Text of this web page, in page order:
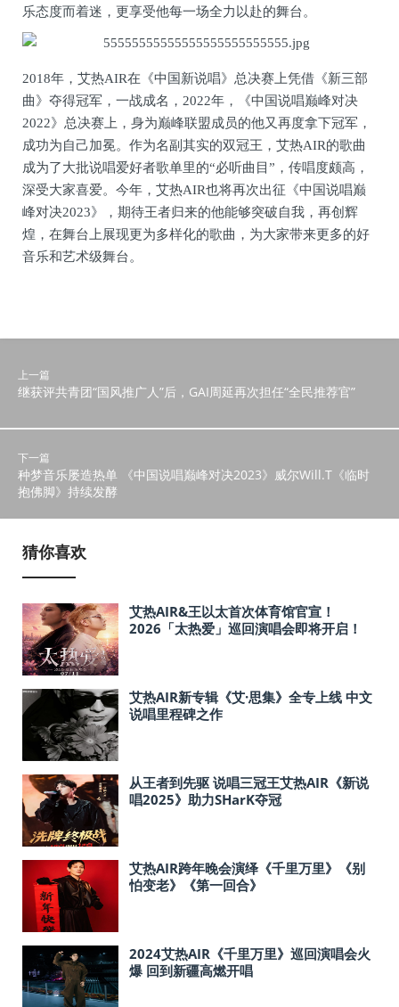
乐态度而着迷，更享受他每一场全力以赴的舞台。
2018年，艾热AIR在《中国新说唱》总决赛上凭借《新三部
曲》夺得冠军，一战成名，2022年，《中国说唱巅峰对决
2022》总决赛上，身为巅峰联盟成员的他又再度拿下冠军，
成功为自己加冕。作为名副其实的双冠王，艾热AIR的歌曲
成为了大批说唱爱好者歌单里的“必听曲目”，传唱度颇高，
深受大家喜爱。今年，艾热AIR也将再次出征《中国说唱巅
峰对决2023》，期待王者归来的他能够突破自我，再创辉
煌，在舞台上展现更为多样化的歌曲，为大家带来更多的好
音乐和艺术级舞台。
上一篇
继获评共青团“国风推广人”后，GAI周延再次担任“全民推荐官”
下一篇
种梦音乐屡造热单 《中国说唱巅峰对决2023》威尔Will.T《临时
抱佛脚》持续发酵
猜你喜欢
艾热AIR&王以太首次体育馆官宣！
2026「太热爱」巡回演唱会即将开启！
艾热AIR新专辑《艾·思集》全专上线 中文
说唱里程碑之作
从王者到先驱 说唱三冠王艾热AIR《新说
唱2025》助力SHarK夺冠
艾热AIR跨年晚会演绎《千里万里》《别
怕变老》《第一回合》
2024艾热AIR《千里万里》巡回演唱会火
爆 回到新疆高燃开唱